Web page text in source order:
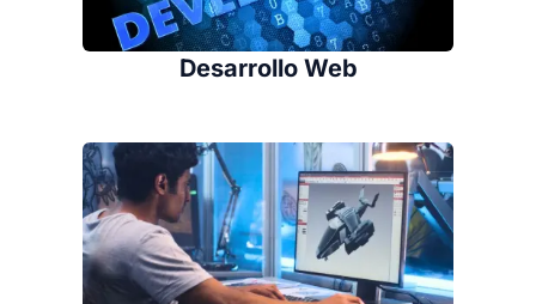
Desarrollo Web